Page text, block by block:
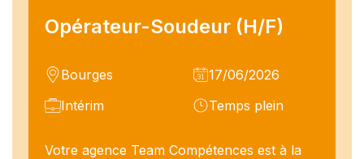
Opérateur-Soudeur (H/F)
Bourges
17/06/2026
Intérim
Temps plein
Votre agence Team Compétences est à la